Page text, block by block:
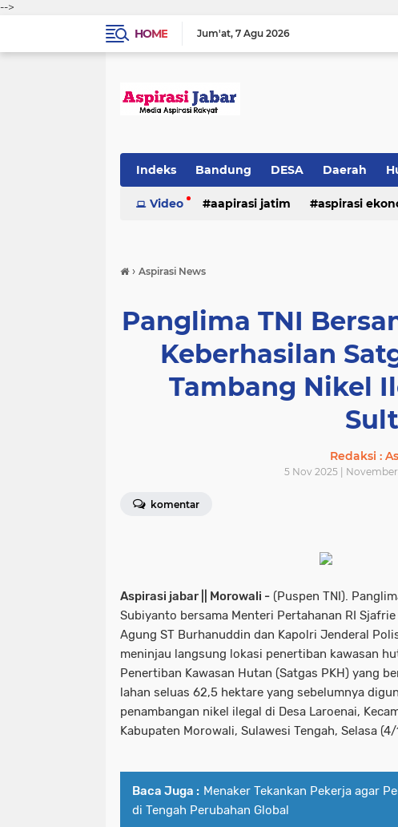
-->
HOME
Jum'at 7 Agu 2026
Indeks Bandung DESA Daerah
Video aapirasi jatim aspirasi
hukum & kriminal
› Aspirasi News
Panglima TNI
Keberhasilan
Tambang Nikel
Redaksi :
5 Nov 2025 | November
komentar
Aspirasi jabar || Morowali - (Puspen TNI).
Subiyanto bersama Menteri Pertahanan RI
Agung ST Burhanuddin dan Kapolri Jenderal
meninjau langsung lokasi penertiban kawasan
Penertiban Kawasan Hutan (Satgas PKH) yang
lahan seluas 62,5 hektare yang sebelumnya
penambangan nikel ilegal di Desa Laroenai,
Kabupaten Morowali, Sulawesi Tengah, Selasa
Baca Juga : Menaker Tekankan Pekerja agar
di Tengah Perubahan Global